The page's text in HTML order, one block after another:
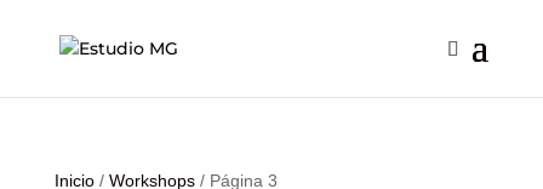
Inicio/ Workshops/ Página 3